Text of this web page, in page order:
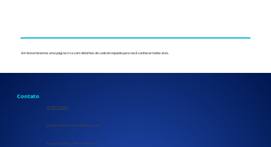
Em breve teremos uma página rica com detalhes de cada brinquedo para você conhecer todos eles.
Contato
47 9972.38663
playdiversaojoinville@gmail.com
Rua José Cabral, 240 - Araquari-SC